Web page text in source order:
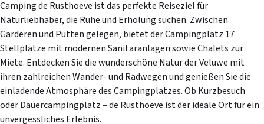
Camping de Rusthoeve ist das perfekte Reiseziel für
Naturliebhaber, die Ruhe und Erholung suchen. Zwischen
Garderen und Putten gelegen, bietet der Campingplatz 17
Stellplätze mit modernen Sanitäranlagen sowie Chalets zur
Miete. Entdecken Sie die wunderschöne Natur der Veluwe mit
ihren zahlreichen Wander- und Radwegen und genießen Sie die
einladende Atmosphäre des Campingplatzes. Ob Kurzbesuch
oder Dauercampingplatz – de Rusthoeve ist der ideale Ort für ein
unvergessliches Erlebnis.